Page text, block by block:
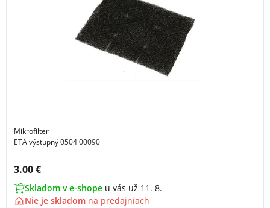
Mikrofilter
ETA výstupný 0504 00090
Cena s DPH:
3.00 €
Skladom v e-shope u vás už 11. 8.
Nie je skladom na predajniach